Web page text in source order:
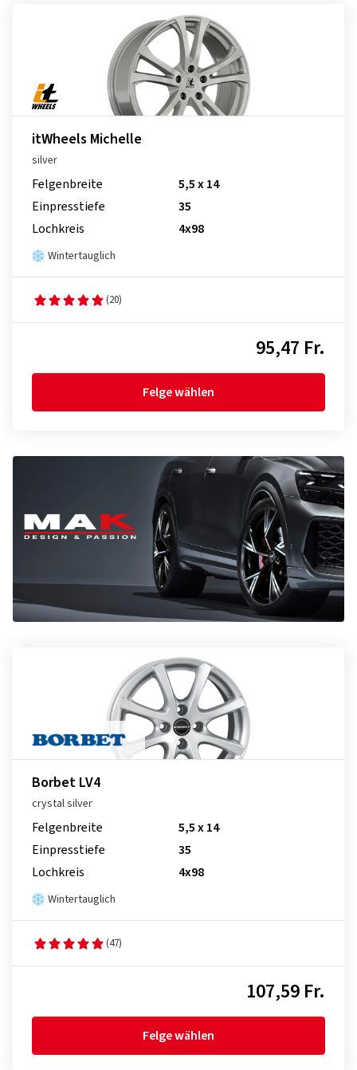
itWheels Michelle
silver
Felgenbreite
5,5 x 14
Einpresstiefe
35
Lochkreis
4x98
Wintertauglich
(20)
95,47 Fr.
Felge wählen
Borbet LV4
crystal silver
Felgenbreite
5,5 x 14
Einpresstiefe
35
Lochkreis
4x98
Wintertauglich
(47)
107,59 Fr.
Felge wählen